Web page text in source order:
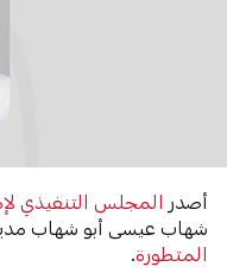
أصدر المجلس التنفيذي
شهاب عيسى أبو شهاب
المتطورة.